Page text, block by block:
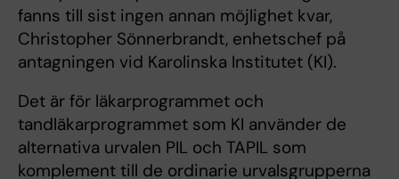
fanns till sist ingen annan möjlighet kvar,
Christopher Sönnerbrandt, enhetschef på
antagningen vid Karolinska Institutet (KI).
Det är för läkarprogrammet och
tandläkarprogrammet som KI använder de
alternativa urvalen PIL och TAPIL som
komplement till de ordinarie urvalsgrupperna